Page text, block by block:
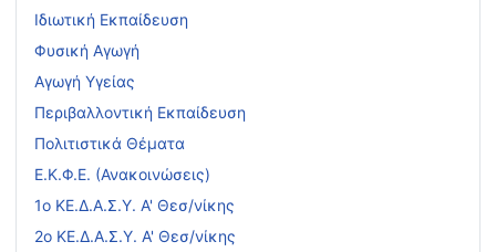
Ιδιωτική Εκπαίδευση
Φυσική Αγωγή
Αγωγή Υγείας
Περιβαλλοντική Εκπαίδευση
Πολιτιστικά Θέματα
Ε.Κ.Φ.Ε. (Ανακοινώσεις)
1ο ΚΕ.Δ.Α.Σ.Υ. Α' Θεσ/νίκης
2ο ΚΕ.Δ.Α.Σ.Υ. Α' Θεσ/νίκης